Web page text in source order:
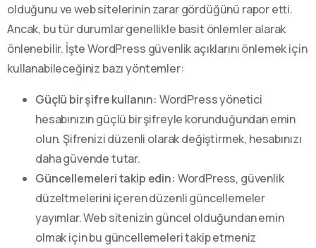
olduğunu ve web sitelerinin zarar gördüğünü rapor etti.
Ancak, bu tür durumlar genellikle basit önlemler alarak
önlenebilir. İşte WordPress güvenlik açıklarını önlemek için
kullanabileceğiniz bazı yöntemler:
Güçlü bir şifre kullanın: WordPress yönetici
hesabınızın güçlü bir şifreyle korunduğundan emin
olun. Şifrenizi düzenli olarak değiştirmek, hesabınızı
daha güvende tutar.
Güncellemeleri takip edin: WordPress, güvenlik
düzeltmelerini içeren düzenli güncellemeler
yayımlar. Web sitenizin güncel olduğundan emin
olmak için bu güncellemeleri takip etmeniz